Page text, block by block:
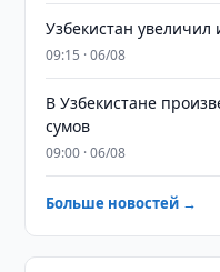
Узбекистан
09:15 · 06/08
В Узбекистане
сумов
09:00 · 06/08
Больше новостей →